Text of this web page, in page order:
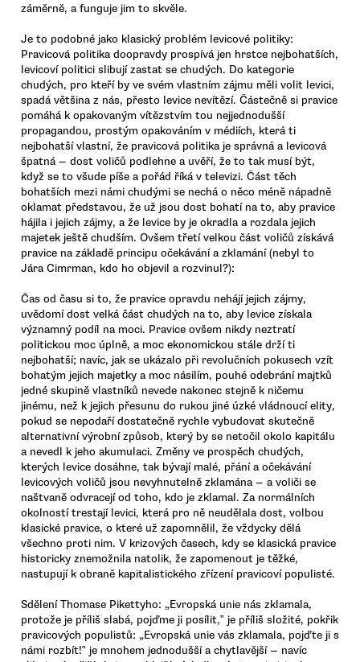
záměrně, a funguje jim to skvěle.
Je to podobné jako klasický problém levicové politiky:
Pravicová politika doopravdy prospívá jen hrstce nejbohatších,
levicoví politici slibují zastat se chudých. Do kategorie
chudých, pro kteří by ve svém vlastním zájmu měli volit levici,
spadá většina z nás, přesto levice nevítězí. Částečně si pravice
pomáhá k opakovaným vítězstvím tou nejjednodušší
propagandou, prostým opakováním v médiích, která ti
nejbohatší vlastní, že pravicová politika je správná a levicová
špatná — dost voličů podlehne a uvěří, že to tak musí být,
když se to všude píše a pořád říká v televizi. Část těch
bohatších mezi námi chudými se nechá o něco méně nápadně
oklamat představou, že už jsou dost bohatí na to, aby pravice
hájila i jejich zájmy, a že levice by je okradla a rozdala jejich
majetek ještě chudším. Ovšem třetí velkou část voličů získává
pravice na základě principu očekávání a zklamání (nebyl to
Jára Cimrman, kdo ho objevil a rozvinul?):
Čas od času si to, že pravice opravdu nehájí jejich zájmy,
uvědomí dost velká část chudých na to, aby levice získala
významný podíl na moci. Pravice ovšem nikdy neztratí
politickou moc úplně, a moc ekonomickou stále drží ti
nejbohatší; navíc, jak se ukázalo při revolučních pokusech vzít
bohatým jejich majetky a moc násilím, pouhé odebrání majtků
jedné skupině vlastníků nevede nakonec stejně k ničemu
jinému, než k jejich přesunu do rukou jiné úzké vládnoucí elity,
pokud se nepodaří dostatečně rychle vybudovat skutečně
alternativní výrobní způsob, který by se netočil okolo kapitálu
a nevedl k jeho akumulaci. Změny ve prospěch chudých,
kterých levice dosáhne, tak bývají malé, přání a očekávání
levicových voličů jsou nevyhnutelně zklamána — a voliči se
naštvaně odvracejí od toho, kdo je zklamal. Za normálních
okolností trestají levici, která pro ně neudělala dost, volbou
klasické pravice, o které už zapomnělil, že vždycky dělá
všechno proti nim. V krizových časech, kdy se klasická pravice
historicky znemožnila natolik, že zapomenout je těžké,
nastupují k obraně kapitalistického zřízení pravicoví populisté.
Sdělení Thomase Pikettyho: „Evropská unie nás zklamala,
protože je příliš slabá, pojďme ji posílit,‟ je příliš složité, pokřik
pravicových populistů: „Evropská unie vás zklamala, pojďte ji s
námi rozbít!‟ je mnohem jednodušší a chytlavější — navíc